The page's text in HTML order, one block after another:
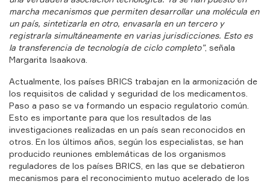
marcha mecanismos que permiten desarrollar una molécula en
un país, sintetizarla en otro, envasarla en un tercero y
registrarla simultáneamente en varias jurisdicciones. Esto es
la transferencia de tecnología de ciclo completo”, señala
Margarita Isaakova.
Actualmente, los países BRICS trabajan en la armonización de
los requisitos de calidad y seguridad de los medicamentos.
Paso a paso se va formando un espacio regulatorio común.
Esto es importante para que los resultados de las
investigaciones realizadas en un país sean reconocidos en
otros. En los últimos años, según los especialistas, se han
producido reuniones emblemáticas de los organismos
reguladores de los países BRICS, en las que se debatieron
mecanismos para el reconocimiento mutuo acelerado de los